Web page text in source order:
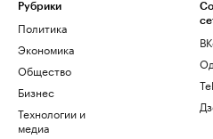
Рубрики
Политика
Экономика
Общество
Бизнес
Технологии и
медиа